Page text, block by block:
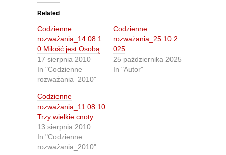
t
o
s
h
a
r
e
o
n
T
w
i
t
e
r
(
O
p
e
n
s
i
r
e
o
n
F
a
c
e
o
k
(
O
p
e
n
s
Related
Codzienne
rozważania_14.08.1
0 Miłość jest Osobą
17 sierpnia 2010
In "Codzienne
rozważania_2010"
Codzienne
rozważania_25.10.2
025
25 października 2025
In "Autor"
Codzienne
rozważania_11.08.10
Trzy wielkie cnoty
13 sierpnia 2010
In "Codzienne
rozważania_2010"